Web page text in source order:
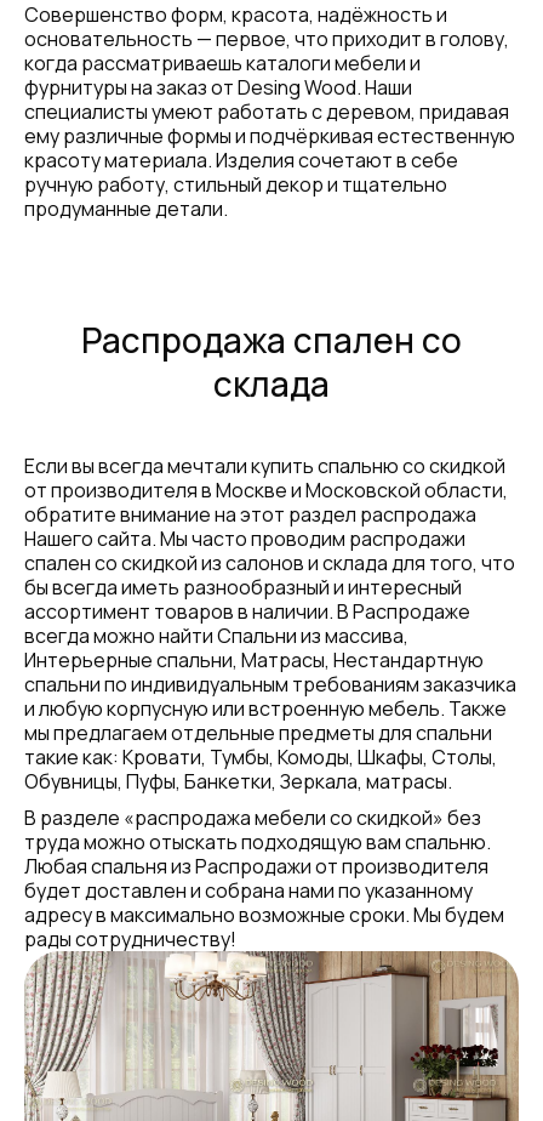
Совершенство форм, красота, надёжность и
основательность — первое, что приходит в голову,
когда рассматриваешь каталоги мебели и
фурнитуры на заказ от Desing Wood. Наши
специалисты умеют работать с деревом, придавая
ему различные формы и подчёркивая естественную
красоту материала. Изделия сочетают в себе
ручную работу, стильный декор и тщательно
продуманные детали.
Распродажа спален со
склада
Если вы всегда мечтали купить спальню со скидкой
от производителя в Москве и Московской области,
обратите внимание на этот раздел распродажа
Нашего сайта. Мы часто проводим распродажи
спален со скидкой из салонов и склада для того, что
бы всегда иметь разнообразный и интересный
ассортимент товаров в наличии. В Распродаже
всегда можно найти Спальни из массива,
Интерьерные спальни, Матрасы, Нестандартную
спальни по индивидуальным требованиям заказчика
и любую корпусную или встроенную мебель. Также
мы предлагаем отдельные предметы для спальни
такие как: Кровати, Тумбы, Комоды, Шкафы, Столы,
Обувницы, Пуфы, Банкетки, Зеркала, матрасы.
В разделе «распродажа мебели со скидкой» без
труда можно отыскать подходящую вам спальню.
Любая спальня из Распродажи от производителя
будет доставлен и собрана нами по указанному
адресу в максимально возможные сроки. Мы будем
рады сотрудничеству!